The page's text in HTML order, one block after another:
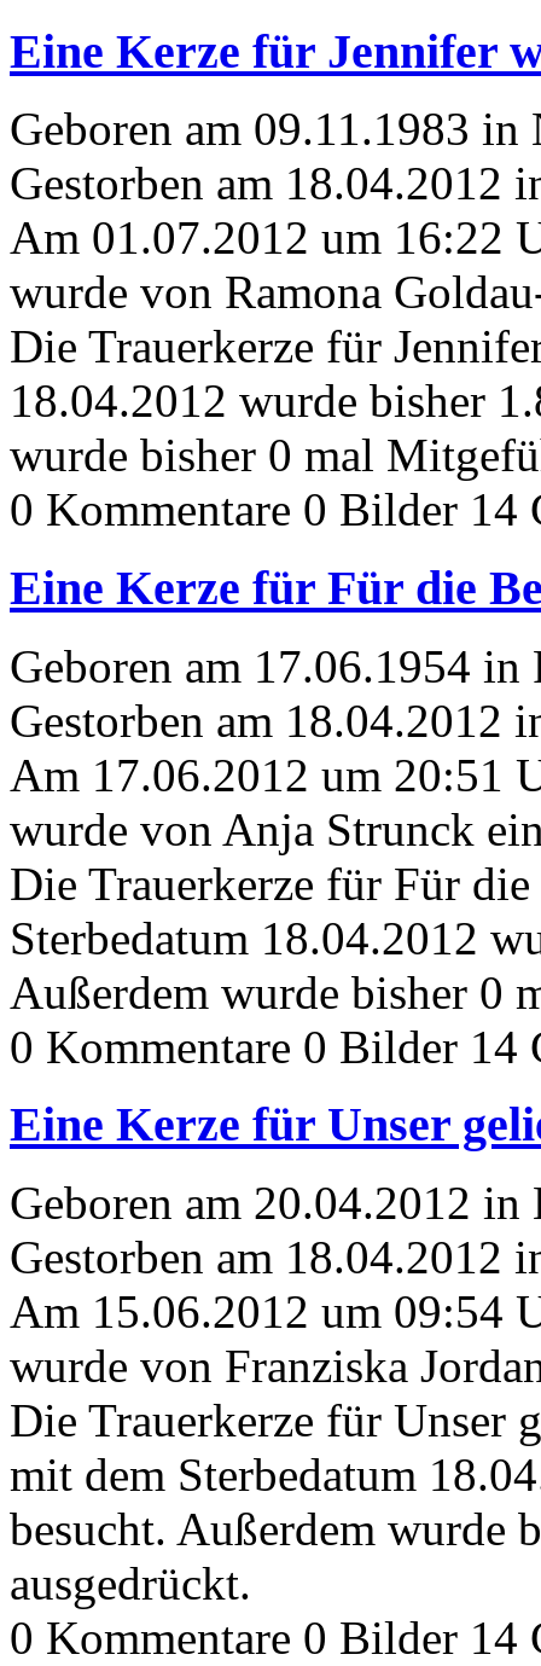
Eine Kerze für Jennifer
Geboren am 09.11.1983 in
Gestorben am 18.04.2012
Am 01.07.2012 um 16:22
wurde von Ramona
Die Trauerkerze für
18.04.2012 wurde bisher
wurde bisher 0 mal
0 Kommentare 0 Bilder 14
Eine Kerze für Für die
Geboren am 17.06.1954 in
Gestorben am 18.04.2012
Am 17.06.2012 um 20:51
wurde von Anja Strunck
Die Trauerkerze für Für
Sterbedatum 18.04.2012
Außerdem wurde bisher 0
0 Kommentare 0 Bilder 14
Eine Kerze für Unser
Geboren am 20.04.2012 in
Gestorben am 18.04.2012
Am 15.06.2012 um 09:54
wurde von Franziska
Die Trauerkerze für Unser
mit dem Sterbedatum
besucht. Außerdem wurde
ausgedrückt.
0 Kommentare 0 Bilder 14